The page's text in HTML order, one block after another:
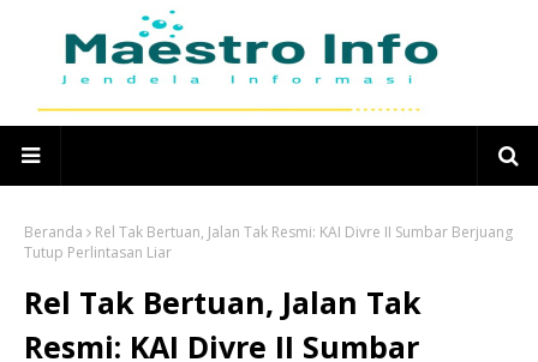
Beranda
Rel Tak Bertuan, Jalan Tak Resmi: KAI Divre II Sumbar Berjuang
Tutup Perlintasan Liar
Rel Tak Bertuan, Jalan Tak
Resmi: KAI Divre II Sumbar